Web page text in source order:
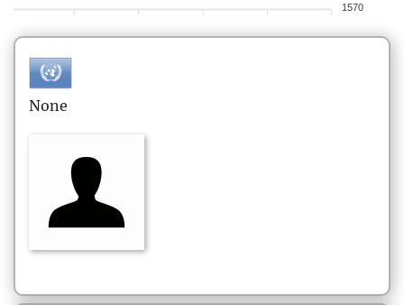
1570
None